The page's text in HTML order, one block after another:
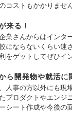
コストもかかりません
来る！
業さんからはインタ
にならないくらい速
をゲットしてぜひイ
ら開発物や就活
人事の方以外にも現
プロダクトやエンジ
シート作成や今後の